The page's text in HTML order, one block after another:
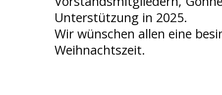
Unterstützung in 2025.
Wir wünschen allen eine
Weihnachtszeit.